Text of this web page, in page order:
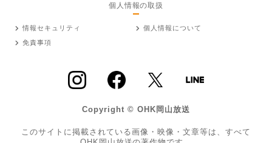
個人情報の取扱
情報セキュリティ
個人情報について
免責事項
Copyright © OHK岡山放送
このサイトに掲載されている画像・映像・文章等は、すべて